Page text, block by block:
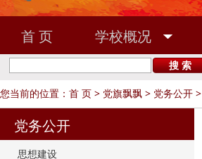
首 页 学校概况
敬业之家
校友之窗
您当前的位置： 首 页 > 党旗飘飘 > 党务公开 >
党务公开
思想建设